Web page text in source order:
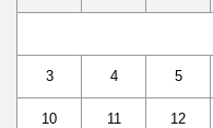
3 4 5
10 11 12